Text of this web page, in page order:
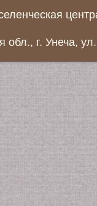
обл., г. Унеча,